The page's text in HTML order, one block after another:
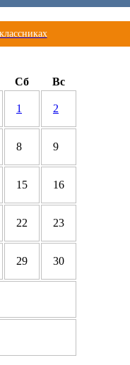
Сб Вс
1 2
8 9
15 16
22 23
29 30